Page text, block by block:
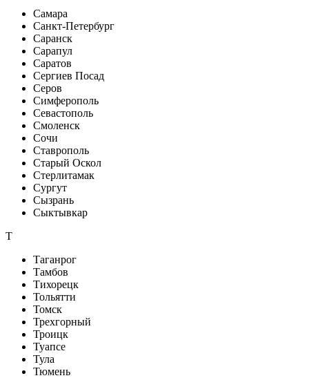
Самара
Санкт-Петербург
Саранск
Сарапул
Саратов
Сергиев Посад
Серов
Симферополь
Севастополь
Смоленск
Сочи
Ставрополь
Старый Оскол
Стерлитамак
Сургут
Сызрань
Сыктывкар
Т
Таганрог
Тамбов
Тихорецк
Тольятти
Томск
Трехгорный
Троицк
Туапсе
Тула
Тюмень